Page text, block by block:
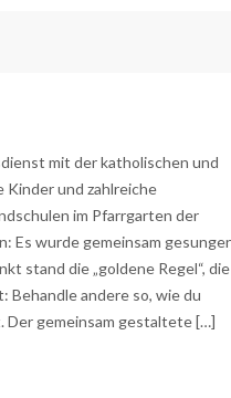
mit der katholischen und
Kinder und zahlreiche
im Pfarrgarten der
Es wurde gemeinsam
stand die „goldene Regel“, die
Behandle andere so, wie du
gemeinsam gestaltete […]